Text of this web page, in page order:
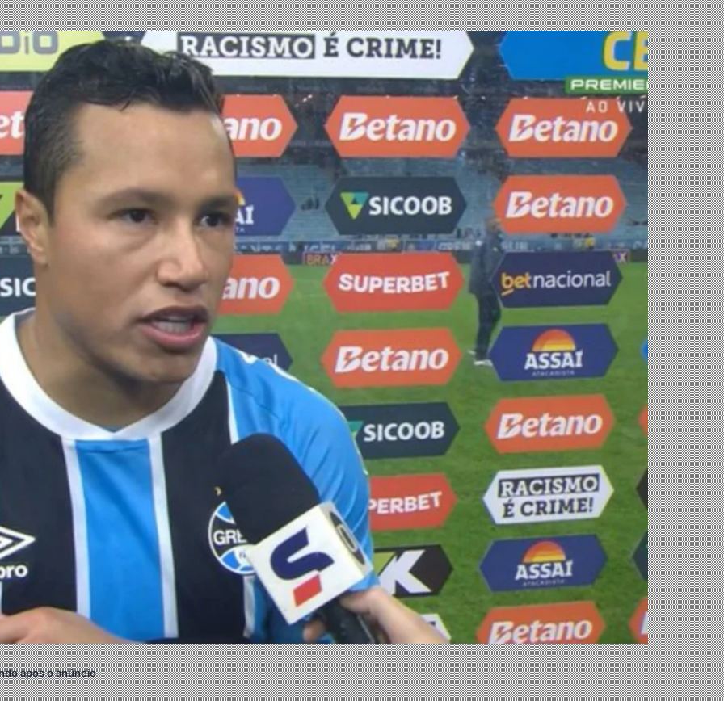
após o anúncio